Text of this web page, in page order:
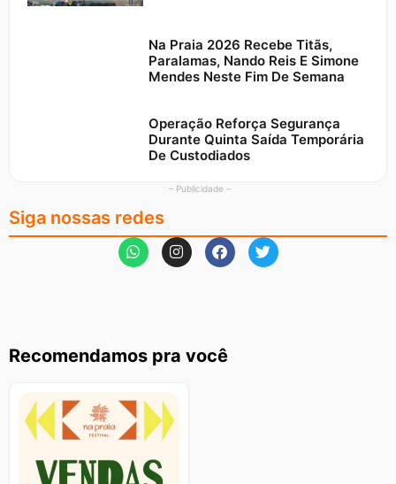
Na Praia 2026 Recebe Titãs,
Paralamas, Nando Reis E Simone
Mendes Neste Fim De Semana
Operação Reforça Segurança
Durante Quinta Saída Temporária
De Custodiados
– Publicidade –
Siga nossas redes
Recomendamos pra você